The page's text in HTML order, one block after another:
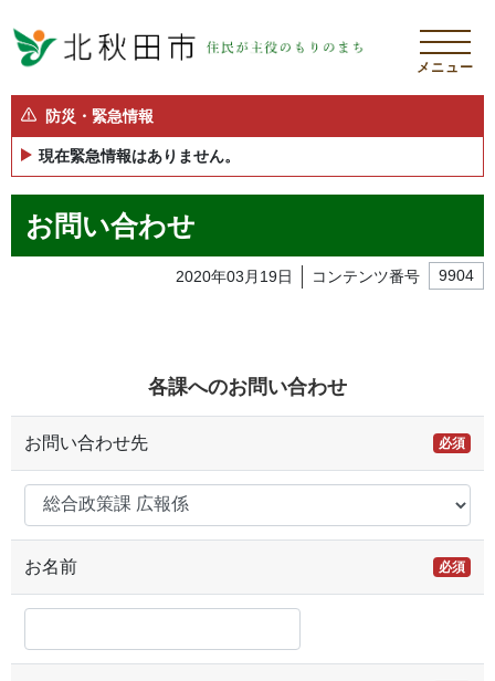
メニュー
防災・緊急情報
現在緊急情報はありません。
お問い合わせ
2020年03月19日 コンテンツ番号 9904
各課へのお問い合わせ
お問い合わせ先 必須
お名前 必須